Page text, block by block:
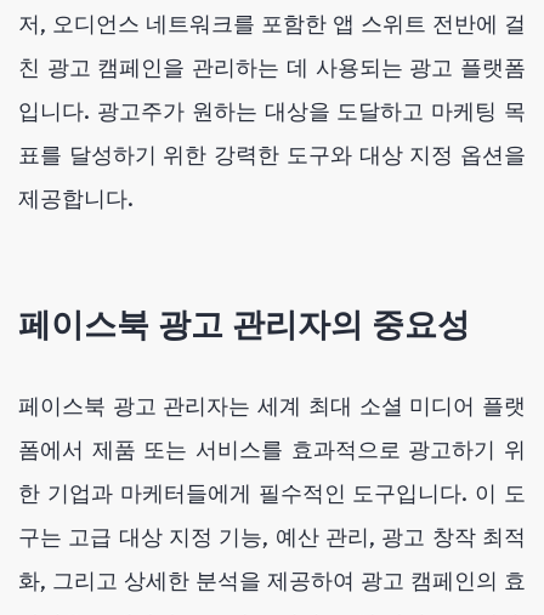
저, 오디언스 네트워크를 포함한 앱 스위트 전반에 걸
친 광고 캠페인을 관리하는 데 사용되는 광고 플랫폼
입니다. 광고주가 원하는 대상을 도달하고 마케팅 목
표를 달성하기 위한 강력한 도구와 대상 지정 옵션을
제공합니다.
페이스북 광고 관리자의 중요성
페이스북 광고 관리자는 세계 최대 소셜 미디어 플랫
폼에서 제품 또는 서비스를 효과적으로 광고하기 위
한 기업과 마케터들에게 필수적인 도구입니다. 이 도
구는 고급 대상 지정 기능, 예산 관리, 광고 창작 최적
화, 그리고 상세한 분석을 제공하여 광고 캠페인의 효